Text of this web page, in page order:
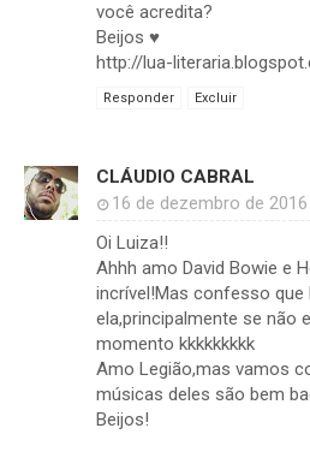
você acredita?
Beijos ♥
http://lua-
Responder Excluir
CLÁUDIO CABRAL
16 de dezembro de
Oi Luiza!!
Ahhh amo David Bowie e
incrível!Mas confesso que
ela,principalmente se não
momento kkkkkkkkk
Amo Legião,mas vamos
músicas deles são bem
Beijos!